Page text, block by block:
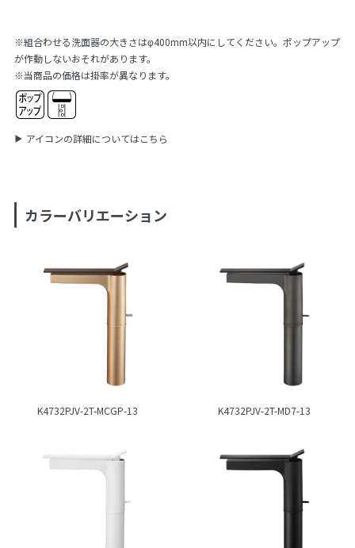
※組合わせる洗面器の大きさはφ400mm以内にしてください。ポップアップ
が作動しないおそれがあります。
※当商品の価格は掛率が異なります。
アイコンの詳細についてはこちら
カラーバリエーション
K4732PJV-2T-MCGP-13 K4732PJV-2T-MD7-13